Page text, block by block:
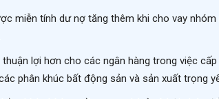
miễn tính dư nợ tăng thêm khi cho vay nhóm
lợi hơn cho các ngân hàng trong việc
phân khúc bất động sản và sản xuất trọng